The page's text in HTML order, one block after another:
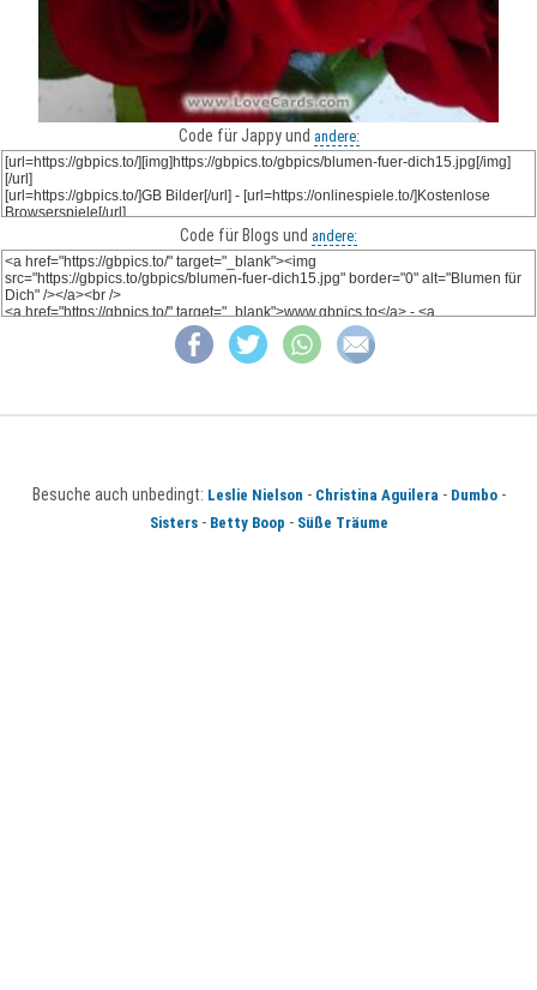
Code für Jappy und andere:
Code für Blogs und andere:
Besuche auch unbedingt: Leslie Nielson - Christina Aguilera - Dumbo-
Sisters- Betty Boop - Süße Träume